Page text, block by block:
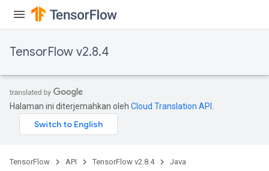
TensorFlow v2.8.4
Halaman ini diterjemahkan oleh Cloud Translation API
TensorFlow API TensorFlow v2.8.4 Java